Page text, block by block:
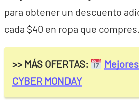
para obtener un descuento
cada $40 en ropa que compres.
>> MÁS OFERTAS:
CYBER MONDAY